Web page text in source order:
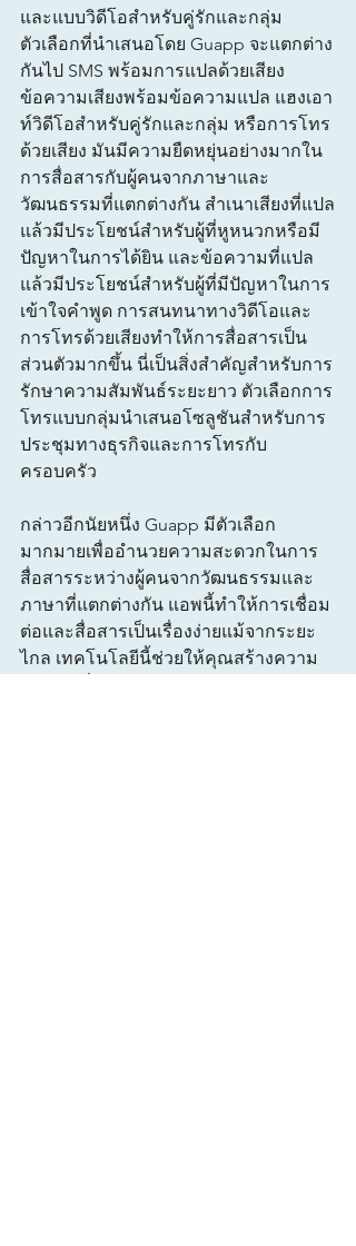
และแบบวิดีโอสำหรับคู่รักและกลุ่ม
ตัวเลือกที่นำเสนอโดย Guapp จะแตกต่าง
กันไป SMS พร้อมการแปลด้วยเสียง
ข้อความเสียงพร้อมข้อความแปล แฮงเอา
ท์วิดีโอสำหรับคู่รักและกลุ่ม หรือการโทร
ด้วยเสียง มันมีความยืดหยุ่นอย่างมากใน
การสื่อสารกับผู้คนจากภาษาและ
วัฒนธรรมที่แตกต่างกัน สำเนาเสียงที่แปล
แล้วมีประโยชน์สำหรับผู้ที่หูหนวกหรือมี
ปัญหาในการได้ยิน และข้อความที่แปล
แล้วมีประโยชน์สำหรับผู้ที่มีปัญหาในการ
เข้าใจคำพูด การสนทนาทางวิดีโอและ
การโทรด้วยเสียงทำให้การสื่อสารเป็น
ส่วนตัวมากขึ้น นี่เป็นสิ่งสำคัญสำหรับการ
รักษาความสัมพันธ์ระยะยาว ตัวเลือกการ
โทรแบบกลุ่มนำเสนอโซลูชันสำหรับการ
ประชุมทางธุรกิจและการโทรกับ
ครอบครัว
กล่าวอีกนัยหนึ่ง Guapp มีตัวเลือก
มากมายเพื่ออำนวยความสะดวกในการ
สื่อสารระหว่างผู้คนจากวัฒนธรรมและ
ภาษาที่แตกต่างกัน แอพนี้ทำให้การเชื่อม
ต่อและสื่อสารเป็นเรื่องง่ายแม้จากระยะ
ไกล เทคโนโลยีนี้ช่วยให้คุณสร้างความ